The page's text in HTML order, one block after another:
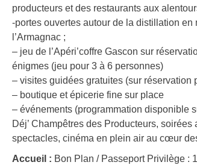
producteurs et des restaurants aux
-portes ouvertes autour de la distillation
l’Armagnac ;
– jeu de l’Apéri’coffre Gascon sur
énigmes (jeu pour 3 à 6 personnes)
– visites guidées gratuites (sur
– boutique et épicerie fine sur place
– événements (programmation disponible
Déj’ Champêtres des Producteurs,
spectacles, cinéma en plein air au cœur
Accueil : Bon Plan / Passeport Privilège :